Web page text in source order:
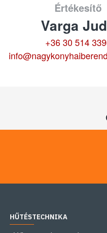
Értékesítő
Varga
+36 30 514
HŰTÉSTECHNIKA